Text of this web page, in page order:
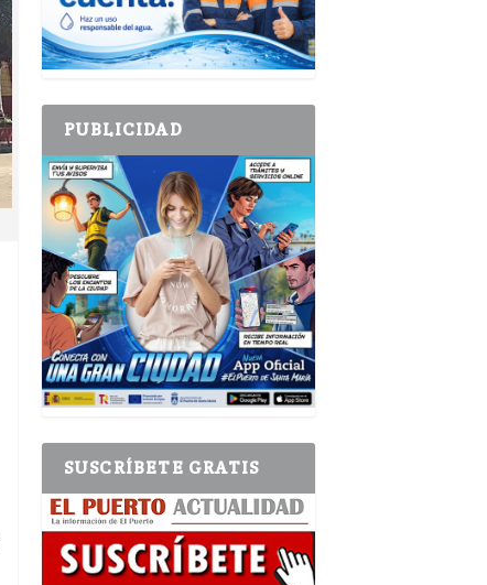
PUBLICIDAD
SUSCRÍBETE GRATIS